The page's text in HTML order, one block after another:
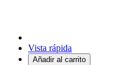
Vista rápida
Añadir al carrito